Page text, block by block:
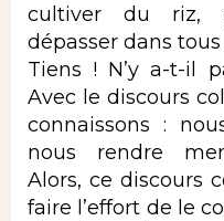
cultiver du riz,
dépasser dans
Tiens ! N’y a-t-il
Avec le discours
connaissons :
nous rendre
Alors, ce discours
faire l’effort de le